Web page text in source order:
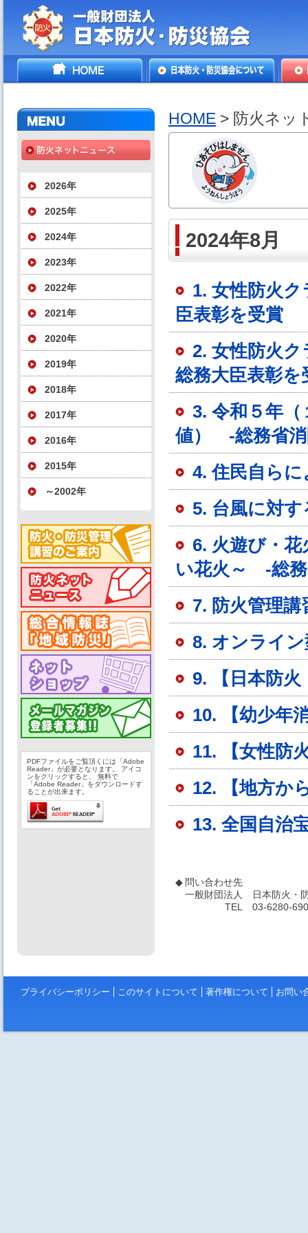
一般財団法人日本防火・防
HOME
2026年
2025年
2024年
2023年
2022年
2021年
2020年
2019年
2018年
2017年
2016年
2015年
～2002年
PDFファイルをご覧頂くには「Adobe
Reader」が必要となります。 アイコ
ンをクリックすると、 無料で
「Adobe Reader」をダウンロードす
ることが出来ます。
HOME > 防火ネッ
2024年8月
1. 女性防火
臣表彰を受賞
2. 女性防火
総務大臣表彰を
3. 令和５年
値） -総務省消
4. 住民自ら
5. 台風に対
6. 火遊び・
い花火～ -総務
7. 防火管理
8. オンライ
9. 【日本防
10. 【幼少年
11. 【女性防
12. 【地方か
13. 全国自治
◆ 問い合わせ先
一般財団法人
日本防火・
TEL
03-6280-
プライバシーポリシー このサイトについて 著作権について お問い